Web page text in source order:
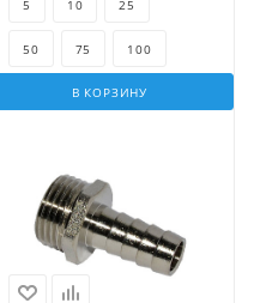
В КОРЗИНУ
5 10 25
50 75 100